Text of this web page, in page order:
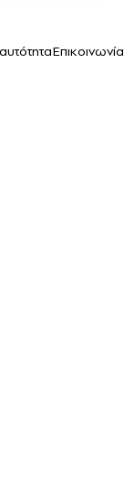
Επικοινωνία